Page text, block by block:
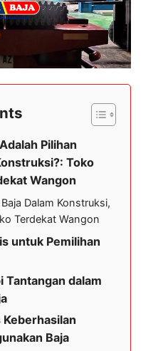
Pilihan
Toko
Wangon
Baja Dalam Konstruksi,
Terdekat Wangon
untuk Pemilihan
Tantangan dalam
Baja